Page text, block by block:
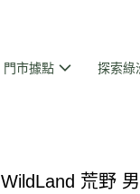
門市據點 探索綠
WildLand 荒野